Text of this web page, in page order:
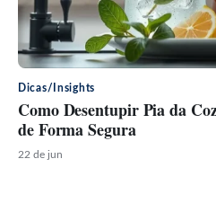
Dicas/Insights
Como Desentupir Pia da
de Forma Segura
22 de jun